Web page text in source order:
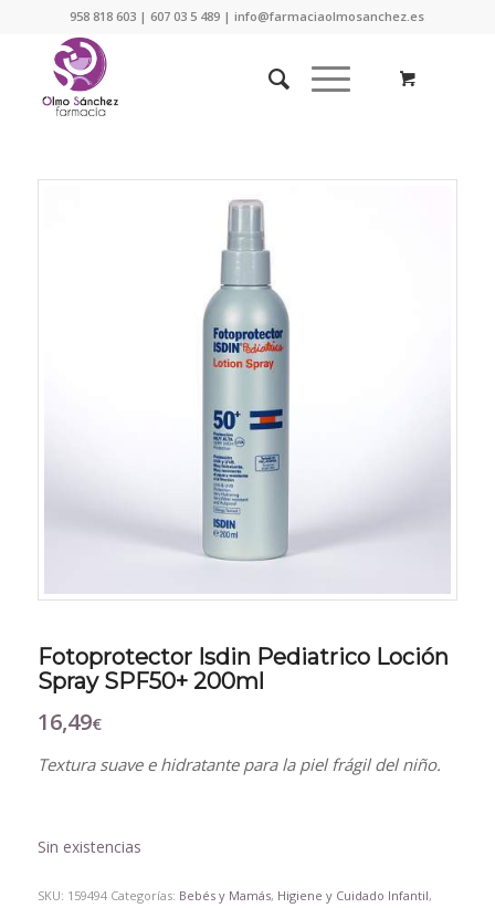
958 818 603 | 607 03 5 489 | info@farmaciaolmosanchez.es
Fotoprotector Isdin Pediatrico Loción
Spray SPF50+ 200ml
16,49€
Textura suave e hidratante para la piel frágil del niño.
Sin existencias
SKU: 159494 Categorías: Bebés y Mamás, Higiene y Cuidado Infantil,